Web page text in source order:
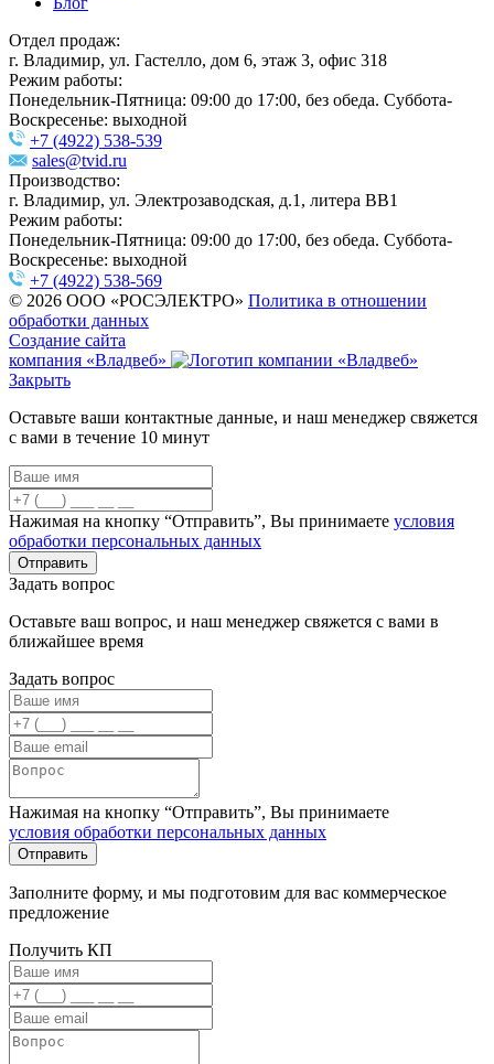
Отдел продаж:
г. Владимир, ул. Гастелло, дом 6, этаж 3, офис 318
Режим работы:
Понедельник-Пятница: 09:00 до 17:00, без обеда. Суббота-
Воскресенье: выходной
+7 (4922) 538-539
sales@tvid.ru
Производство:
г. Владимир, ул. Электрозаводская, д.1, литера ВВ1
Режим работы:
Понедельник-Пятница: 09:00 до 17:00, без обеда. Суббота-
Воскресенье: выходной
+7 (4922) 538-569
© 2026 ООО «РОСЭЛЕКТРО» Политика в отношении
обработки данных
Создание сайта
компания «Владвеб»
Закрыть
Оставьте ваши контактные данные, и наш менеджер свяжется
с вами в течение 10 минут
Нажимая на кнопку “Отправить”, Вы принимаете условия
обработки персональных данных
Задать вопрос
Оставьте ваш вопрос, и наш менеджер свяжется с вами в
ближайшее время
Задать вопрос
Нажимая на кнопку “Отправить”, Вы принимаете
условия обработки персональных данных
Заполните форму, и мы подготовим для вас коммерческое
предложение
Получить КП